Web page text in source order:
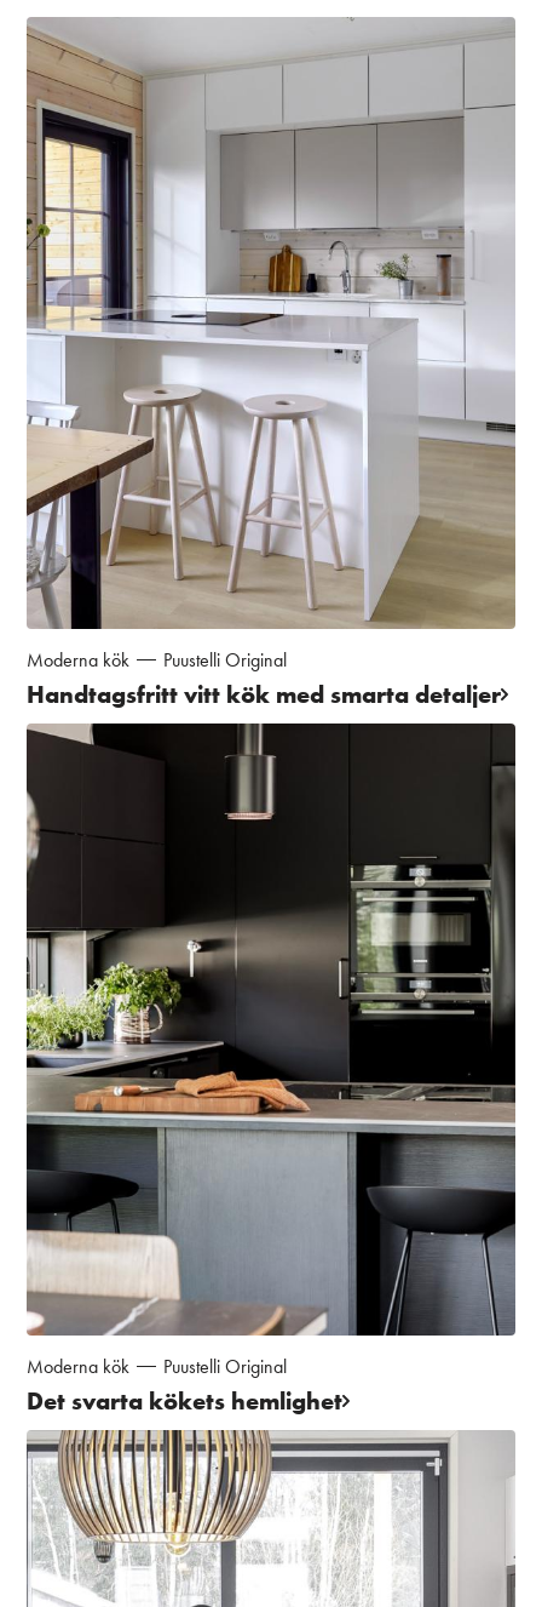
Moderna kök Puustelli Original
Handtagsfritt vitt kök med smarta detaljer
Moderna kök Puustelli Original
Det svarta kökets hemlighet